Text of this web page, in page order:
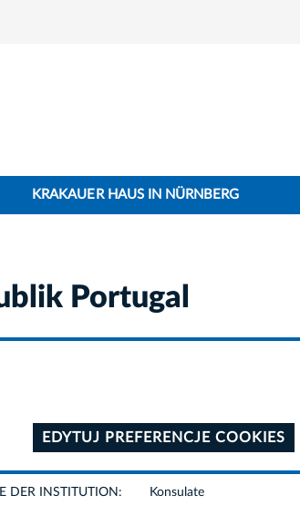
KRAKAUER HAUS IN NÜRNBERG
Portugal
EDYTUJ PREFERENCJE COOKIES
DER INSTITUTION: Konsulate